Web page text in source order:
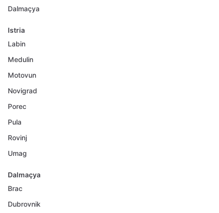
Dalmaçya
Istria
Labin
Medulin
Motovun
Novigrad
Porec
Pula
Rovinj
Umag
Dalmaçya
Brac
Dubrovnik